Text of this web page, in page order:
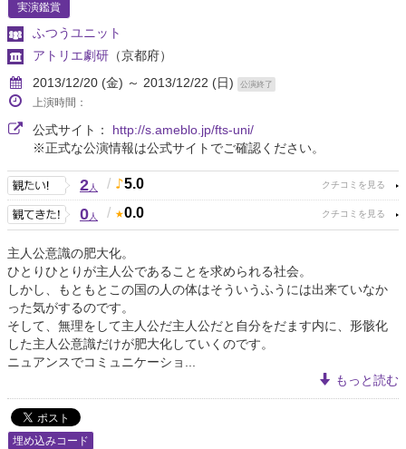
実演鑑賞
ふつうユニット
アトリエ劇研 （京都府）
2013/12/20 (金) ～ 2013/12/22 (日)
公演終了
上演時間：
公式サイト： http://s.ameblo.jp/fts-uni/
※正式な公演情報は公式サイトでご確認ください。
2人 / 5.0
0人 / 0.0
主人公意識の肥大化。
ひとりひとりが主人公であることを求められる社会。
しかし、もともとこの国の人の体はそういうふうには出来ていなか
った気がするのです。
そして、無理をして主人公だ主人公だと自分をだます内に、形骸化
した主人公意識だけが肥大化していくのです。
ニュアンスでコミュニケーショ...
もっと読む
埋め込みコード